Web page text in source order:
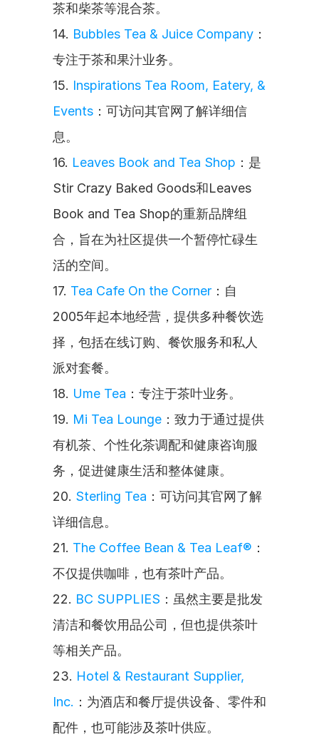
茶和柴茶等混合茶。
14. Bubbles Tea & Juice Company ：
专注于茶和果汁业务。
15. Inspirations Tea Room, Eatery, &
Events ：可访问其官网了解详细信
息。
16. Leaves Book and Tea Shop ：是
Stir Crazy Baked Goods和Leaves
Book and Tea Shop的重新品牌组
合，旨在为社区提供一个暂停忙碌生
活的空间。
17. Tea Cafe On the Corner ：自
2005年起本地经营，提供多种餐饮选
择，包括在线订购、餐饮服务和私人
派对套餐。
18. Ume Tea ：专注于茶叶业务。
19. Mi Tea Lounge ：致力于通过提供
有机茶、个性化茶调配和健康咨询服
务，促进健康生活和整体健康。
20. Sterling Tea ：可访问其官网了解
详细信息。
21. The Coffee Bean & Tea Leaf® ：
不仅提供咖啡，也有茶叶产品。
22. BC SUPPLIES ：虽然主要是批发
清洁和餐饮用品公司，但也提供茶叶
等相关产品。
23. Hotel & Restaurant Supplier,
Inc. ：为酒店和餐厅提供设备、零件和
配件，也可能涉及茶叶供应。